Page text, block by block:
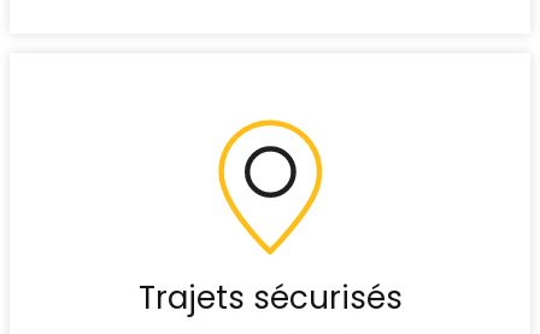
Trajets sécurisés